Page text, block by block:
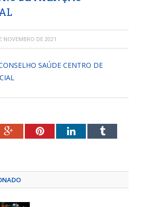
NOVEMBRO DE 2021
SAÚDE CENTRO DE
Google+PinterestLinkedInTumblr